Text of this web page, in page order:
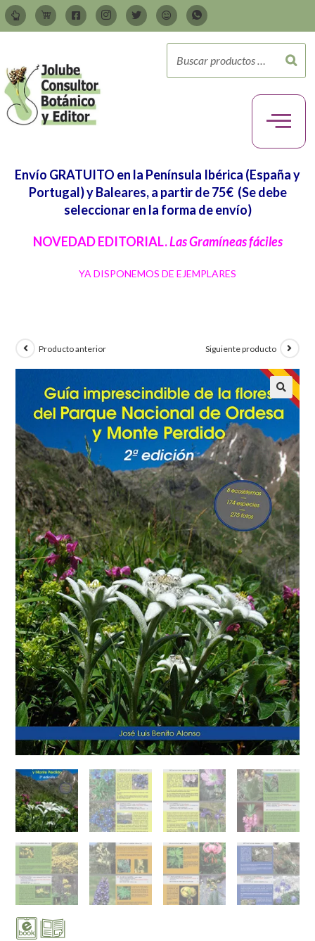
Envío GRATUITO en la Península Ibérica (España y
Portugal) y Baleares, a partir de 75€ (Se debe
seleccionar en la forma de envío)
NOVEDAD EDITORIAL.Las Gramíneas fáciles
YA DISPONEMOS DE EJEMPLARES
Producto anterior Siguiente producto
🔍